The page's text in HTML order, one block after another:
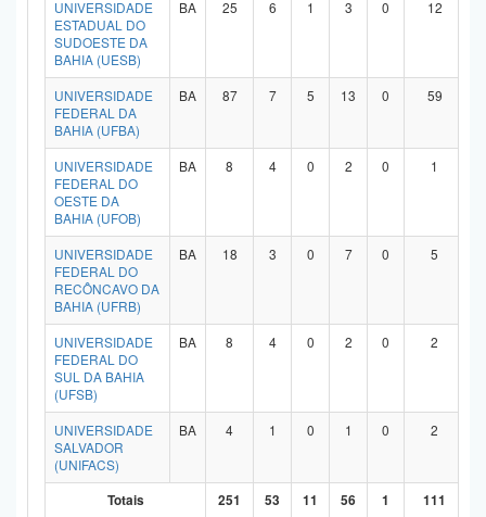
UNIVERSIDADE
ESTADUAL DO
SUDOESTE DA
BAHIA (UESB)
BA 25 6 1 3 0 12
UNIVERSIDADE
FEDERAL DA
BAHIA (UFBA)
BA 87 7 5 13 0 59
UNIVERSIDADE
FEDERAL DO
OESTE DA
BAHIA (UFOB)
BA 8 4 0 2 0 1
UNIVERSIDADE
FEDERAL DO
RECÔNCAVO DA
BAHIA (UFRB)
BA 18 3 0 7 0 5
UNIVERSIDADE
FEDERAL DO
SUL DA BAHIA
(UFSB)
BA 8 4 0 2 0 2
UNIVERSIDADE
SALVADOR
(UNIFACS)
BA 4 1 0 1 0 2
Totais 251 53 11 56 1 111